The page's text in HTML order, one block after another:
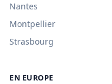
Nantes
Montpellier
Strasbourg
EN EUROPE